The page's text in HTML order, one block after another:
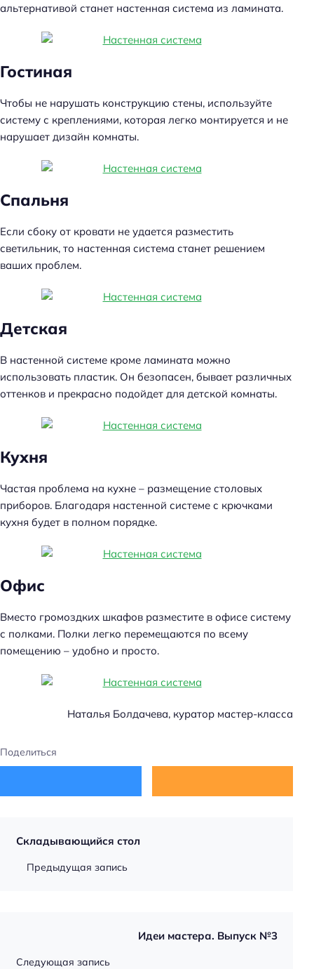
альтернативой станет настенная система из ламината.
Гостиная
Чтобы не нарушать конструкцию стены, используйте
систему с креплениями, которая легко монтируется и не
нарушает дизайн комнаты.
Спальня
Если сбоку от кровати не удается разместить
светильник, то настенная система станет решением
ваших проблем.
Детская
В настенной системе кроме ламината можно
использовать пластик. Он безопасен, бывает различных
оттенков и прекрасно подойдет для детской комнаты.
Кухня
Частая проблема на кухне – размещение столовых
приборов. Благодаря настенной системе с крючками
кухня будет в полном порядке.
Офис
Вместо громоздких шкафов разместите в офисе систему
с полками. Полки легко перемещаются по всему
помещению – удобно и просто.
Наталья Болдачева, куратор мастер-класса
Поделиться
Складывающийся стол
Предыдущая запись
Идеи мастера. Выпуск №3
Следующая запись